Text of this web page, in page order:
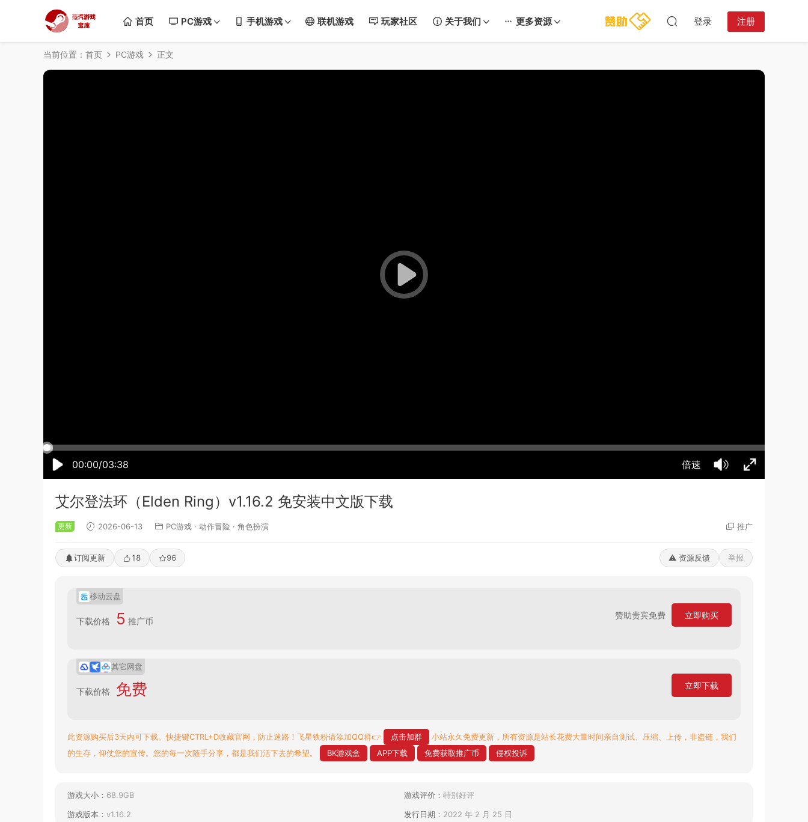
首页 PC游戏 手机游戏 联机游戏 玩家社区 关于我们 更多资源 登录 注册
当前位置： 首页 PC游戏 正文
00:00/03:38 倍速
50% 75% 100%
艾尔登法环（Elden Ring）v1.16.2 免安装中文版下载
更新 2026-06-13 PC游戏 · 动作冒险 · 角色扮演 推广
订阅更新 18 96 ⚠️ 资源反馈 举报
移动云盘
下载价格 5 推广币
赞助贵宾免费 立即购买
其它网盘
下载价格 免费 立即下载
此资源购买后3天内可下载。快捷键CTRL+D收藏官网，防止迷路！飞星铁粉请添加QQ群👉 点击加群
小站永久免费更新，所有资源是站长花费大量时间亲自测试、压缩、上传，非盗链，我们
的生存，仰仗您的宣传。您的每一次随手分享，都是我们活下去的希望。
BK游戏盒 APP下载 免费获取推广币 侵权投诉
游戏大小： 68.9GB 游戏评价： 特别好评
游戏版本： v1.16.2 发行日期： 2022 年 2 月 25 日